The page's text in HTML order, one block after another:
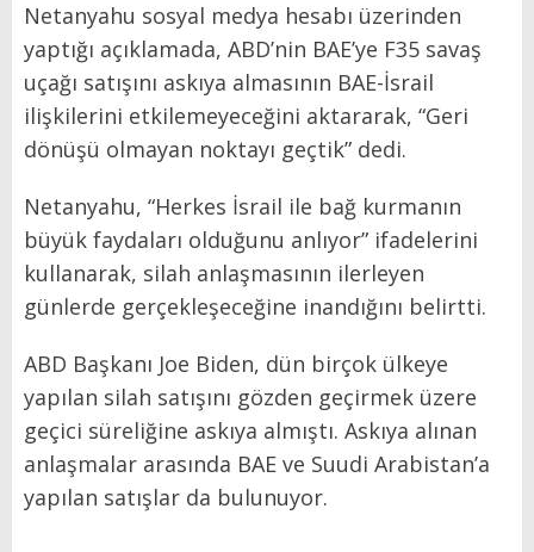
Netanyahu sosyal medya hesabı üzerinden
yaptığı açıklamada, ABD’nin BAE’ye F35 savaş
uçağı satışını askıya almasının BAE-İsrail
ilişkilerini etkilemeyeceğini aktararak, “Geri
dönüşü olmayan noktayı geçtik” dedi.
Netanyahu, “Herkes İsrail ile bağ kurmanın
büyük faydaları olduğunu anlıyor” ifadelerini
kullanarak, silah anlaşmasının ilerleyen
günlerde gerçekleşeceğine inandığını belirtti.
ABD Başkanı Joe Biden, dün birçok ülkeye
yapılan silah satışını gözden geçirmek üzere
geçici süreliğine askıya almıştı. Askıya alınan
anlaşmalar arasında BAE ve Suudi Arabistan’a
yapılan satışlar da bulunuyor.